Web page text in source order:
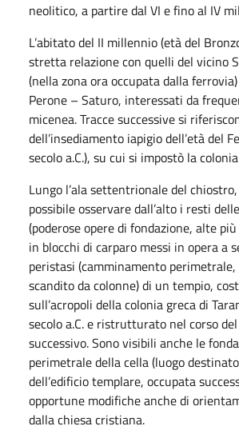
neolitico, a partire dal VI e fino al IV
L’abitato del II millennio (età del
stretta relazione con quelli del vicino
(nella zona ora occupata dalla
Perone – Saturo, interessati da
micenea. Tracce successive si
dell’insediamento iapigio dell’età del
secolo a.C.), su cui si impostò la
Lungo l’ala settentrionale del
possibile osservare dall’alto i resti
(poderose opere di fondazione, alte
in blocchi di carparo messi in opera a
peristasi (camminamento
scandito da colonne) di un tempio,
sull’acropoli della colonia greca di
secolo a.C. e ristrutturato nel corso
successivo. Sono visibili anche le
perimetrale della cella (luogo
dell’edificio templare, occupata
opportune modifiche anche di
dalla chiesa cristiana.